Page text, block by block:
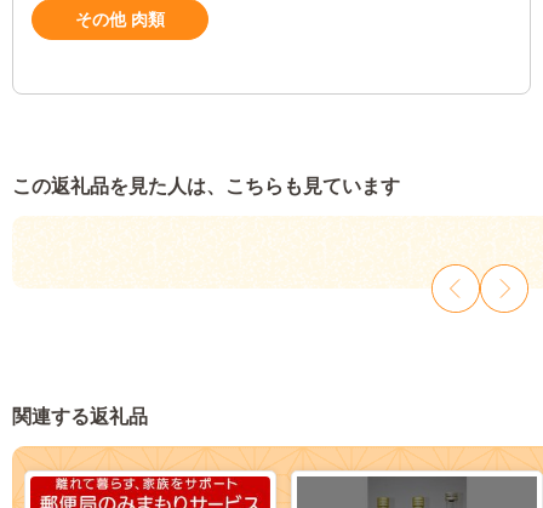
その他 肉類
この返礼品を見た人は、こちらも見ています
関連する返礼品